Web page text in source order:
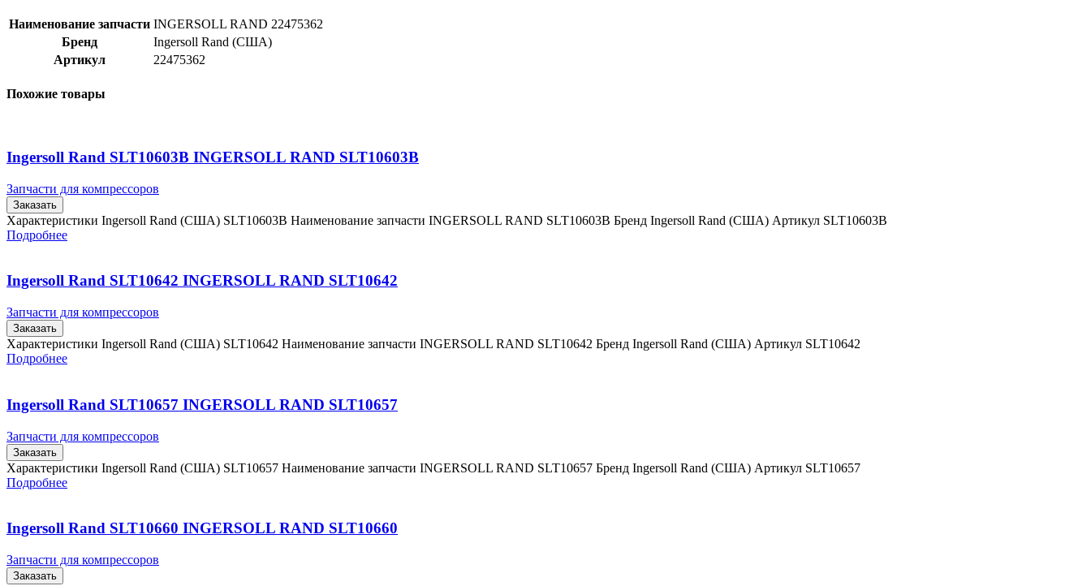
Наименование запчасти INGERSOLL RAND 22475362
Бренд
Ingersoll Rand (США)
Артикул
22475362
Похожие товары
Ingersoll Rand SLT10603B INGERSOLL RAND SLT10603B
Запчасти для компрессоров
Заказать
Характеристики Ingersoll Rand (США) SLT10603B Наименование запчасти INGERSOLL RAND SLT10603B Бренд Ingersoll Rand (США) Артикул SLT10603B
Подробнее
Ingersoll Rand SLT10642 INGERSOLL RAND SLT10642
Запчасти для компрессоров
Заказать
Характеристики Ingersoll Rand (США) SLT10642 Наименование запчасти INGERSOLL RAND SLT10642 Бренд Ingersoll Rand (США) Артикул SLT10642
Подробнее
Ingersoll Rand SLT10657 INGERSOLL RAND SLT10657
Запчасти для компрессоров
Заказать
Характеристики Ingersoll Rand (США) SLT10657 Наименование запчасти INGERSOLL RAND SLT10657 Бренд Ingersoll Rand (США) Артикул SLT10657
Подробнее
Ingersoll Rand SLT10660 INGERSOLL RAND SLT10660
Запчасти для компрессоров
Заказать